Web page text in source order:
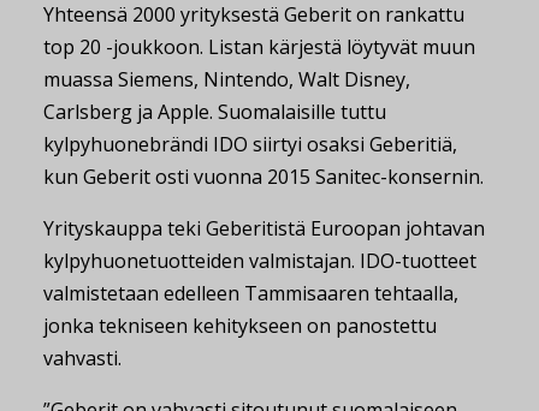
Yhteensä 2000 yrityksestä Geberit on rankattu
top 20 -joukkoon. Listan kärjestä löytyvät muun
muassa Siemens, Nintendo, Walt Disney,
Carlsberg ja Apple. Suomalaisille tuttu
kylpyhuonebrändi IDO siirtyi osaksi Geberitiä,
kun Geberit osti vuonna 2015 Sanitec-konsernin.
Yrityskauppa teki Geberitistä Euroopan johtavan
kylpyhuonetuotteiden valmistajan. IDO-tuotteet
valmistetaan edelleen Tammisaaren tehtaalla,
jonka tekniseen kehitykseen on panostettu
vahvasti.